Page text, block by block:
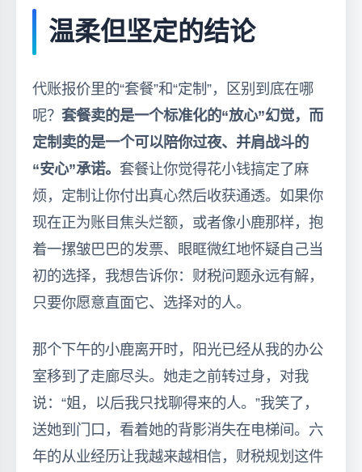
温柔但坚定的结论
代账报价里的“套餐”和“定制”，区别到底在哪
呢？ 套餐卖的是一个标准化的“放心”幻觉，而
定制卖的是一个可以陪你过夜、并肩战斗的
“安心”承诺。 套餐让你觉得花小钱搞定了麻
烦，定制让你付出真心然后收获通透。如果你
现在正为账目焦头烂额，或者像小鹿那样，抱
着一摞皱巴巴的发票、眼眶微红地怀疑自己当
初的选择，我想告诉你：财税问题永远有解，
只要你愿意直面它、选择对的人。
那个下午的小鹿离开时，阳光已经从我的办公
室移到了走廊尽头。她走之前转过身，对我
说：“姐，以后我只找聊得来的人。”我笑了，
送她到门口，看着她的背影消失在电梯间。六
年的从业经历让我越来越相信，财税规划这件